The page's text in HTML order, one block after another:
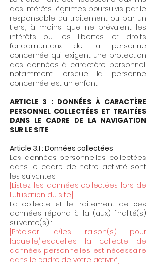
des intérêts légitimes poursuivis par le
responsable du traitement ou par un
tiers, à moins que ne prévalent les
intérêts ou les libertés et droits
fondamentaux de la personne
concernée qui exigent une protection
des données à caractère personnel,
notamment lorsque la personne
concernée est un enfant.
ARTICLE 3 : DONNÉES À CARACTÈRE
PERSONNEL COLLECTÉES ET TRAITÉES
DANS LE CADRE DE LA NAVIGATION
SUR LE SITE
Article 3.1 : Données collectées
Les données personnelles collectées
dans le cadre de notre activité sont
les suivantes :
[Listez les données collectées lors de
l’utilisation du site]
La collecte et le traitement de ces
données répond à la (aux) finalité(s)
suivante(s) :
[Préciser la/les raison(s) pour
laquelle/lesquelles la collecte de
données personnelles est nécessaire
dans le cadre de votre activité]